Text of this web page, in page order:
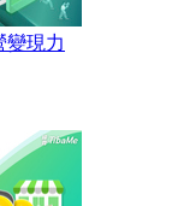
變現力